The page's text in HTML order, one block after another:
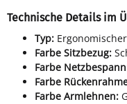
Technische Details im
Typ:
Farbe Sitzbezug:
Farbe
Farbe
Farbe Armlehnen: